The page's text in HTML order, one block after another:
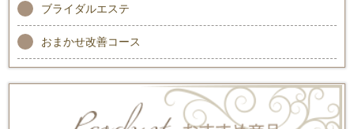
ブライダルエステ
おまかせ改善コース